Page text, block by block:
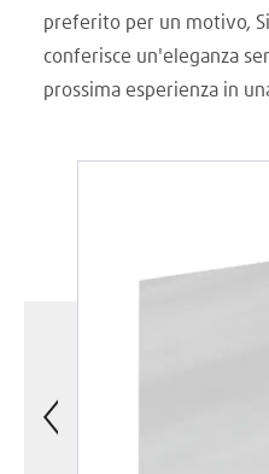
preferito per un motivo,
conferisce un'eleganza
prossima esperienza in